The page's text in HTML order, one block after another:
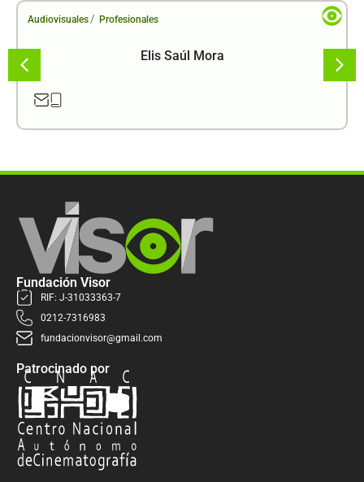
Audiovisuales / Profesionales
Elis Saúl Mora
Fundación Visor
RIF: J-31033363-7
0212-7316983
fundacionvisor@gmail.com
Patrocinado por